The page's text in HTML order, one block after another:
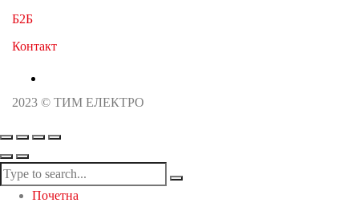
Б2Б
Контакт
2023 © ТИМ ЕЛЕКТРО
Почетна